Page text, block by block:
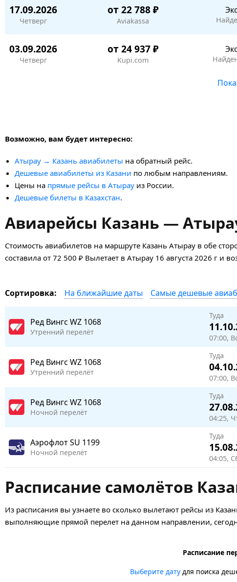
17.09.2026
Четверг
от 22 788 ₽
Aviakassa
03.09.2026
Четверг
от 24 937 ₽
Kupi.com
Возможно, вам будет интересно:
Атырау → Казань авиабилеты на обратный рейс.
Дешевые авиабилеты из Казани по любым направлениям.
Цены на прямые рейсы в Атырау из России.
Дешевые билеты в Казахстан.
Авиарейсы Казань —
Стоимость авиабилетов на маршруте Казань Атырау в обе
составила от 72 500 ₽ Вылетает в Атырау 16 августа 2026 г и
Сортировка: На ближайшие даты Самые дешевые
Ред Вингс WZ 1068
Утренний перелёт
Туда
07:00,
Ред Вингс WZ 1068
Утренний перелёт
Туда
07:00,
Ред Вингс WZ 1068
Ночной перелёт
Туда
04:25,
АэрофлотSU 1199
Ночной перелёт
Туда
04:05,
Расписание самолётов
Из расписания вы узнаете во сколько вылетают рейсы из
выполняющие прямой перелет на данном направлении,
Расписание
Выберите датудля поиска